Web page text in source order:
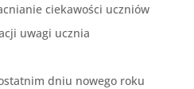
ciekawości uczniów
uwagi ucznia
dniu nowego roku